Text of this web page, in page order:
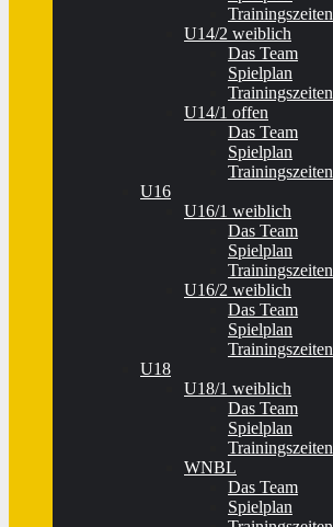
Trainingszeiten
U14/2 weiblich
Das Team
Spielplan
Trainingszeiten
U14/1 offen
Das Team
Spielplan
Trainingszeiten
U16
U16/1 weiblich
Das Team
Spielplan
Trainingszeiten
U16/2 weiblich
Das Team
Spielplan
Trainingszeiten
U18
U18/1 weiblich
Das Team
Spielplan
Trainingszeiten
WNBL
Das Team
Spielplan